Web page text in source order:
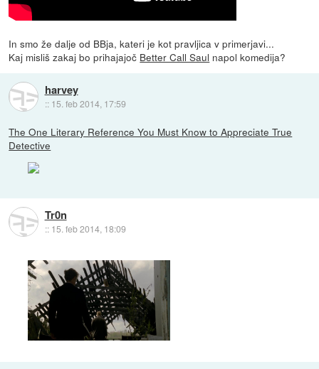
In smo že dalje od BBja, kateri je kot pravljica v primerjavi...
Kaj misliš zakaj bo prihajajoč Better Call Saul napol komedija?
harvey
:: 15. feb 2014, 17:59
The One Literary Reference You Must Know to Appreciate True
Detective
Tr0n
:: 15. feb 2014, 18:09